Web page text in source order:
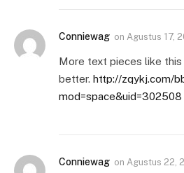
Conniewag on Agustus 17,
More text pieces like
better. http://zqykj.com/
mod=space&uid=302508
Conniewag on Agustus 22,